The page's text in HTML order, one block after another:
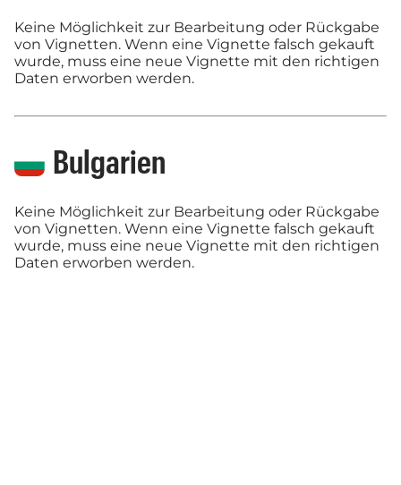
Keine Möglichkeit zur Bearbeitung oder Rückgabe
von Vignetten. Wenn eine Vignette falsch gekauft
wurde, muss eine neue Vignette mit den richtigen
Daten erworben werden.
Bulgarien
Keine Möglichkeit zur Bearbeitung oder Rückgabe
von Vignetten. Wenn eine Vignette falsch gekauft
wurde, muss eine neue Vignette mit den richtigen
Daten erworben werden.